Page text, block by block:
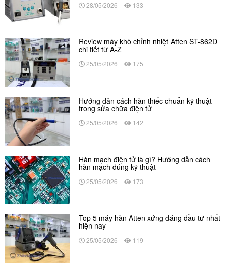
28/05/2026 133
Review máy khò chỉnh nhiệt Atten ST-862D
chi tiết từ A-Z
25/05/2026 175
Hướng dẫn cách hàn thiếc chuẩn kỹ thuật
trong sửa chữa điện tử
25/05/2026 142
Hàn mạch điện tử là gì? Hướng dẫn cách
hàn mạch đúng kỹ thuật
25/05/2026 173
Top 5 máy hàn Atten xứng đáng đầu tư nhất
hiện nay
25/05/2026 119